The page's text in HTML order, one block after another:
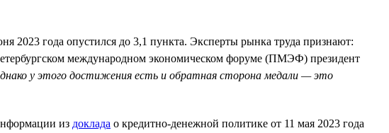
2023 года опустился до 3,1 пункта. Эксперты рынка труда признают:
международном экономическом форуме (ПМЭФ) президент
у этого достижения есть и обратная сторона медали — это
из доклада о кредитно-денежной политике от 11 мая 2023 года